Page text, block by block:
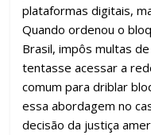
plataformas digitais,
Quando ordenou o
Brasil, impôs multas
tentasse acessar a
comum para driblar
essa abordagem no
decisão da justiça